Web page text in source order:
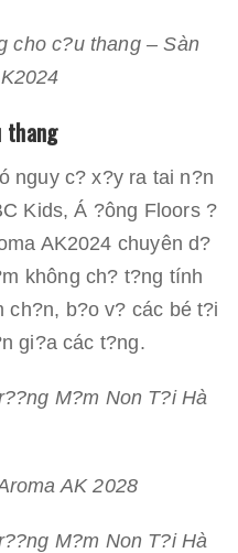
cho c?u thang – Sàn
thang
nguy c? x?y ra tai n?n
Kids, Á ?ông Floors ?
AK2024 chuyên d?
không ch? t?ng tính
ch?n, b?o v? các bé t?i
gi?a các t?ng.
AK 2028